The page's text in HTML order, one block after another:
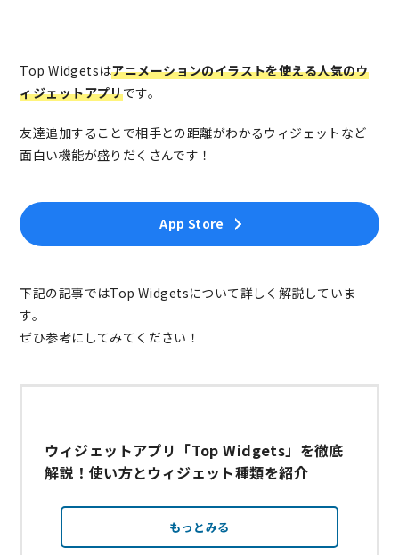
Top Widgetsはアニメーションのイラストを使える人気のウ
ィジェットアプリです。
友達追加することで相手との距離がわかるウィジェットなど
面白い機能が盛りだくさんです！
App Store
下記の記事ではTop Widgetsについて詳しく解説していま
す。
ぜひ参考にしてみてください！
ウィジェットアプリ「Top Widgets」を徹底
解説！使い方とウィジェット種類を紹介
もっとみる